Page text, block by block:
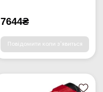
7644₴
Повідомити коли з'явиться